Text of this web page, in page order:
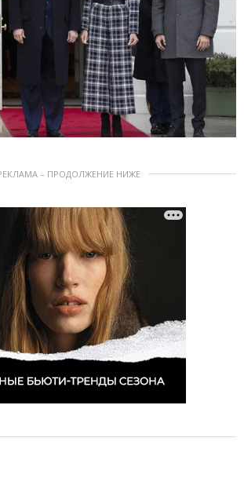
– ПРОДОЛЖЕНИЕ НИЖЕ